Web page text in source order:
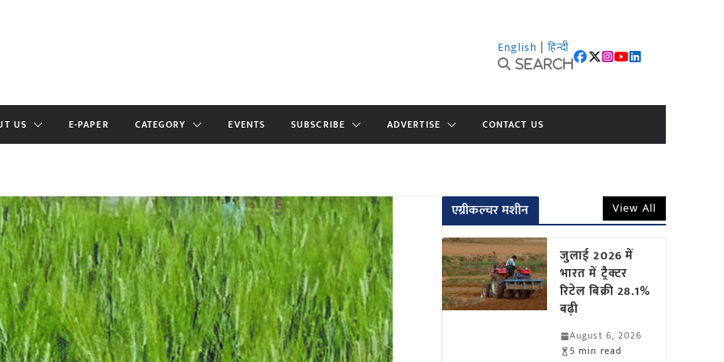
English | हिन्दी
Search
US E-PAPER CATEGORY EVENTS SUBSCRIBE ADVERTISE CONTACT US
एग्रीकल्चर मशीन View All
जुलाई 2026 में
भारत में ट्रैक्टर
रिटेल बिक्री 28.1%
बढ़ी
August 6, 2026
5 min read